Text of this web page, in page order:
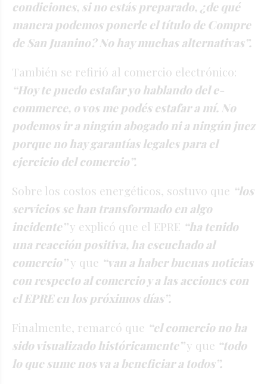
condiciones, si no estás preparado, ¿de qué
manera podemos ponerle el título de Compre
de San Juanino? No hay muchas alternativas”.
También se refirió al comercio electrónico:
“Hoy te puedo estafar yo hablando del e-
commerce, o vos me podés estafar a mí. No
podemos ir a ningún abogado ni a ningún juez
porque no hay garantías legales para el
ejercicio del comercio”.
Sobre los costos energéticos, sostuvo que “los
servicios se han transformado en algo
incidente”y explicó que el EPRE “ha tenido
una reacción positiva, ha escuchado al
comercio”y que “van a haber buenas noticias
con respecto al comercio y a las acciones con
el EPRE en los próximos días”.
Finalmente, remarcó que “el comercio no ha
sido visualizado históricamente”y que “todo
lo que sume nos va a beneficiar a todos”.